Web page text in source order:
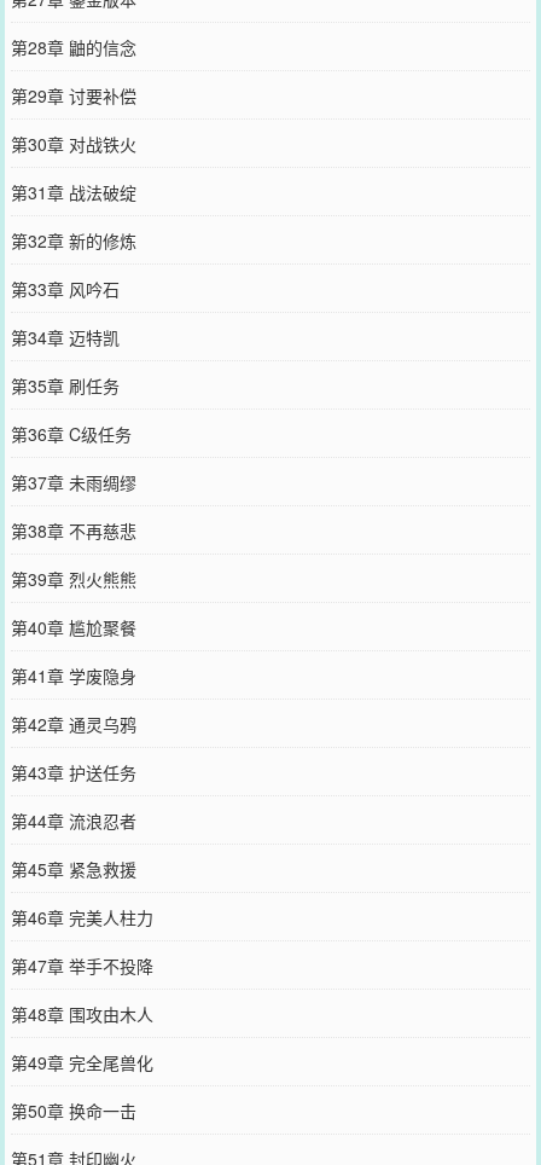
第28章 鼬的信念
第29章 讨要补偿
第30章 对战铁火
第31章 战法破绽
第32章 新的修炼
第33章 风吟石
第34章 迈特凯
第35章 刷任务
第36章 C级任务
第37章 未雨绸缪
第38章 不再慈悲
第39章 烈火熊熊
第40章 尴尬聚餐
第41章 学废隐身
第42章 通灵乌鸦
第43章 护送任务
第44章 流浪忍者
第45章 紧急救援
第46章 完美人柱力
第47章 举手不投降
第48章 围攻由木人
第49章 完全尾兽化
第50章 换命一击
第51章 封印幽火